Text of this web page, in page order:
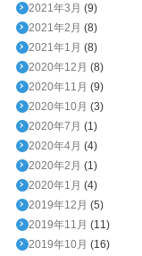
2021年3月 (9)
2021年2月 (8)
2021年1月 (8)
2020年12月 (8)
2020年11月 (9)
2020年10月 (3)
2020年7月 (1)
2020年4月 (4)
2020年2月 (1)
2020年1月 (4)
2019年12月 (5)
2019年11月 (11)
2019年10月 (16)